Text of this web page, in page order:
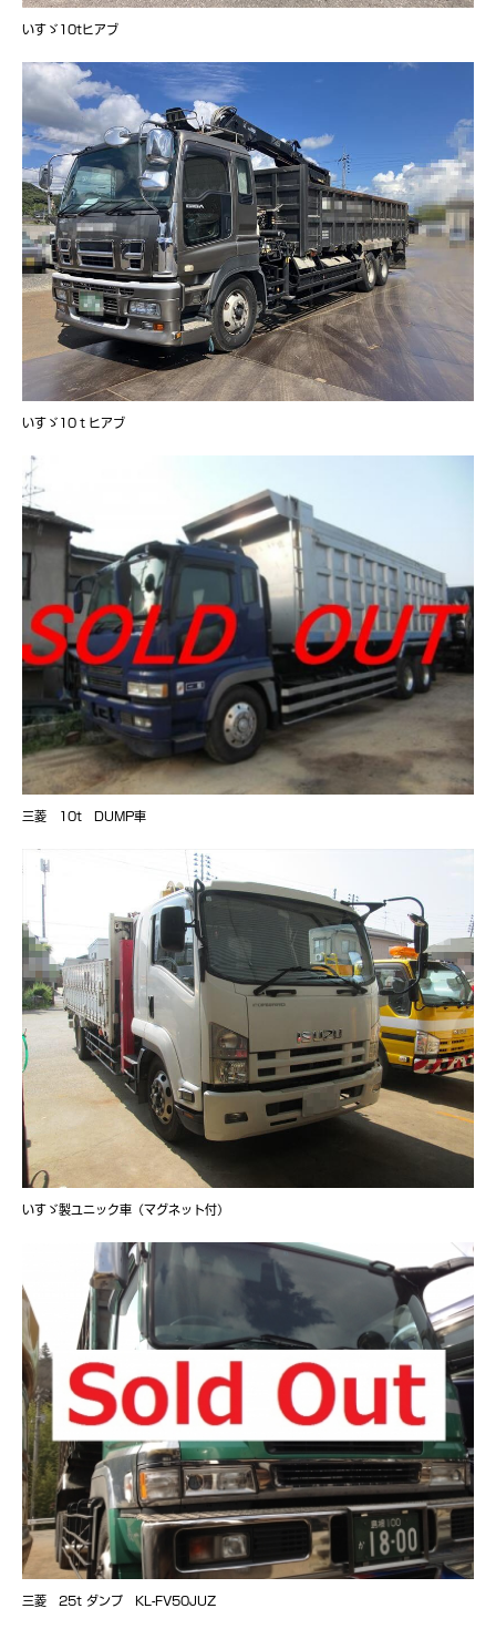
いすゞ10tヒアブ
いすゞ10ｔヒアブ
三菱 10t DUMP車
いすゞ製ユニック車（マグネット付）
三菱 25t ダンプ KL-FV50JUZ